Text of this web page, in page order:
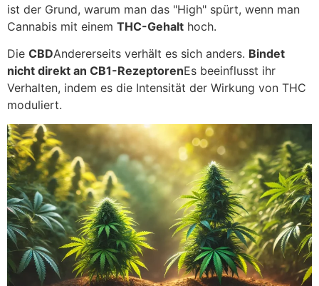
ist der Grund, warum man das "High" spürt, wenn man
Cannabis mit einem THC-Gehalt hoch.
Die CBDAndererseits verhält es sich anders. Bindet
nicht direkt an CB1-RezeptorenEs beeinflusst ihr
Verhalten, indem es die Intensität der Wirkung von THC
moduliert.